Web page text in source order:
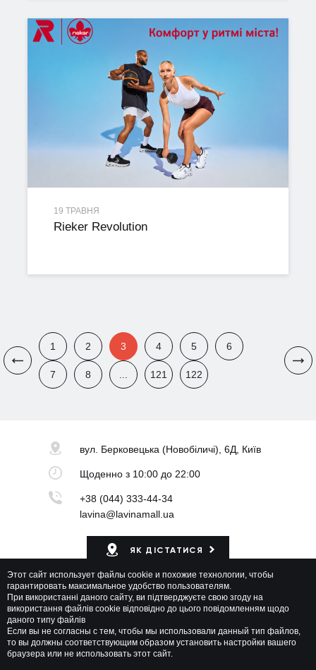
19 ТРАВНЯ
Rieker Revolution
1 2 3 4 5 6
7 8 ... 121 122
вул. Берковецька (Новобіличі), 6Д, Київ
Щоденноз 10:00 до 22:00
+38 (044) 333-44-34
lavina@lavinamall.ua
ЯК ДІСТАТИСЯ
Мапа ТРЦ
Lavina Mall © 2026 Всі права захищені
Этот сайт использует файлы cookie и похожие технологии, чтобы
гарантировать максимальное удобство пользователям.
При використанні даного сайту, ви підтверджуєте свою згоду на
використання файлів cookie відповідно до цього повідомленням щодо
даного типу файлів
Если вы не согласны с тем, чтобы мы использовали данный тип файлов,
то вы должны соответствующим образом установить настройки вашего
браузера или не использовать этот сайт.